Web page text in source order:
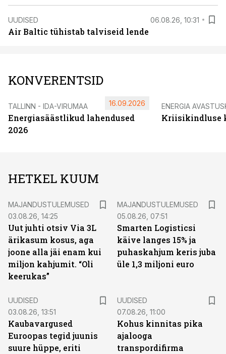
UUDISED 06.08.26, 10:31
Air Baltic tühistab talviseid lende
KONVERENTSID
TALLINN - IDA-VIRUMAA
Energiasäästlikud lahendused
2026
16.09.2026 ENERGIA
Kriisikindluse
HETKEL KUUM
MAJANDUSTULEMUSED
03.08.26, 14:25
Uut juhti otsiv Via 3L
ärikasum kosus, aga
joone alla jäi enam kui
miljon kahjumit. “Oli
keerukas”
MAJANDUSTULEMUSED
05.08.26, 07:51
Smarten Logisticsi
käive langes 15% ja
puhaskahjum keris juba
üle 1,3 miljoni euro
UUDISED
03.08.26, 13:51
Kaubavargused
Euroopas tegid juunis
suure hüppe, eriti
UUDISED
07.08.26, 11:00
Kohus kinnitas pika
ajalooga
transpordifirma